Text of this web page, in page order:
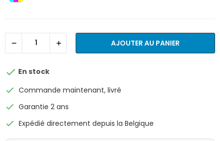
AJOUTER AU PANIER
 En stock
check Commande maintenant, livré
check Garantie 2 ans
check Expédié directement depuis la Belgique